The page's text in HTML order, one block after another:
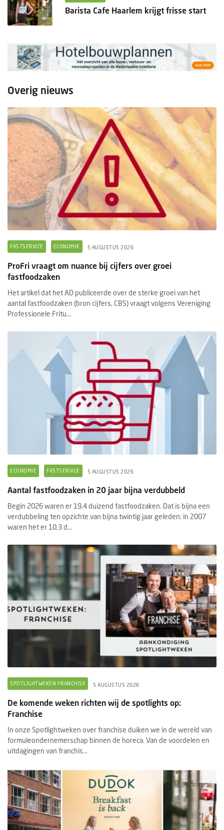
Barista Cafe Haarlem krijgt frisse start
Overig nieuws
FASTSERVICE ECONOMIE 5 AUGUSTUS 2026
ProFri vraagt om nuance bij cijfers over groei
fastfoodzaken
Het artikel dat het AD publiceerde over de sterke groei van het
aantal fastfoodzaken (bron cijfers, CBS) vraagt volgens Vereniging
Professionele Fritu...
ECONOMIE FASTSERVICE 5 AUGUSTUS 2026
Aantal fastfoodzaken in 20 jaar bijna verdubbeld
Begin 2026 waren er 19,4 duizend fastfoodzaken. Dat is bijna een
verdubbeling ten opzichte van bijna twintig jaar geleden: in 2007
waren het er 10,3 d...
SPOTLIGHTWEKEN FRANCHISE 5 AUGUSTUS 2026
De komende weken richten wij de spotlights op:
Franchise
In onze Spotlightweken over franchise duiken we in de wereld van
formuleondernemerschap binnen de horeca. Van de voordelen en
uitdagingen van franchis...